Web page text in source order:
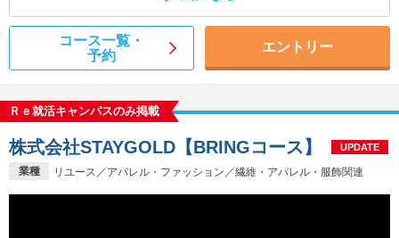
コース一覧・
予約
エントリー
Ｒｅ就活キャンパスのみ掲載
業種 リユース／アパレル・ファッション／繊維・アパレル・服飾関連
株式会社STAYGOLD【BRINGコース】 UPDATE